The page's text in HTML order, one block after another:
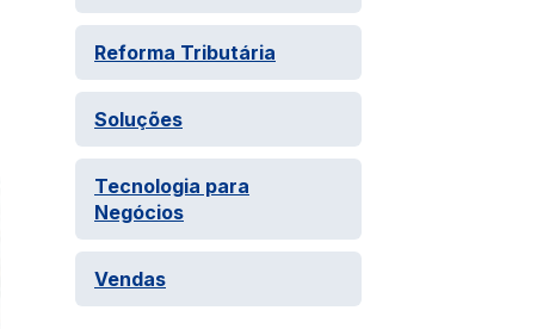
Reforma Tributária
Soluções
Tecnologia para
Negócios
Vendas